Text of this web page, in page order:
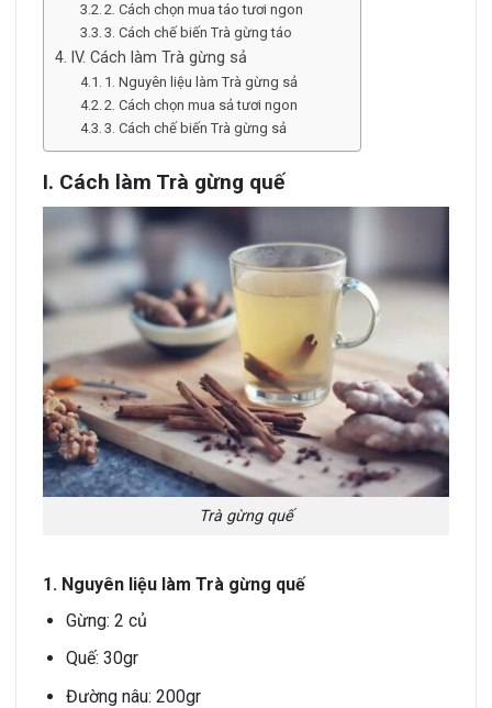
2. Cách chọn mua táo tươi ngon
3. Cách chế biến Trà gừng táo
IV. Cách làm Trà gừng sả
1. Nguyên liệu làm Trà gừng sả
2. Cách chọn mua sả tươi ngon
3. Cách chế biến Trà gừng sả
I. Cách làm Trà gừng quế
Trà gừng quế
1. Nguyên liệu làm Trà gừng quế
Gừng: 2 củ
Quế: 30gr
Đường nâu: 200gr